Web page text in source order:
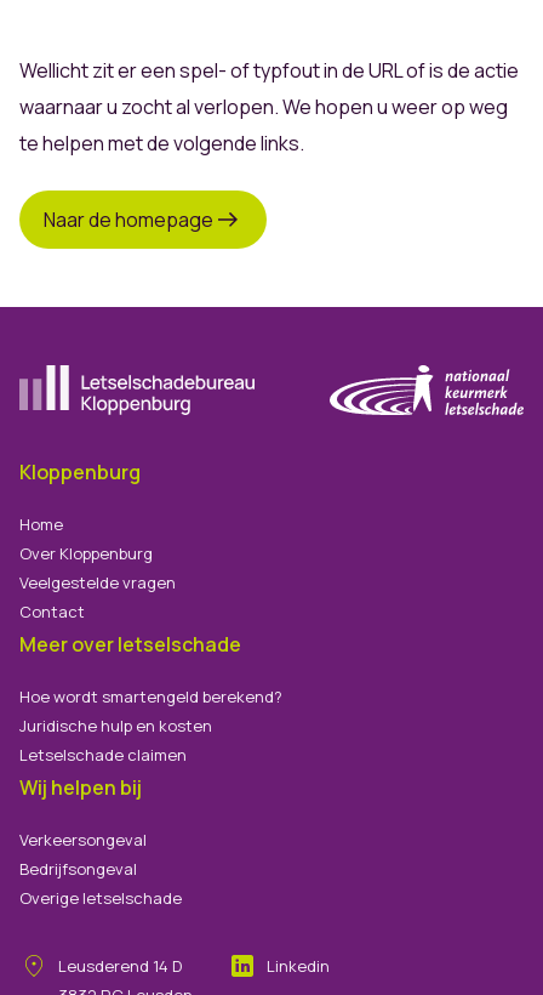
Wellicht zit er een spel- of typfout in de URL of is de actie
waarnaar u zocht al verlopen. We hopen u weer op weg
te helpen met de volgende links.
Naar de homepage
Kloppenburg
Home
Over Kloppenburg
Veelgestelde vragen
Contact
Meer over letselschade
Hoe wordt smartengeld berekend?
Juridische hulp en kosten
Letselschade claimen
Wij helpen bij
Verkeersongeval
Bedrijfsongeval
Overige letselschade
Leusderend 14 D
Linkedin